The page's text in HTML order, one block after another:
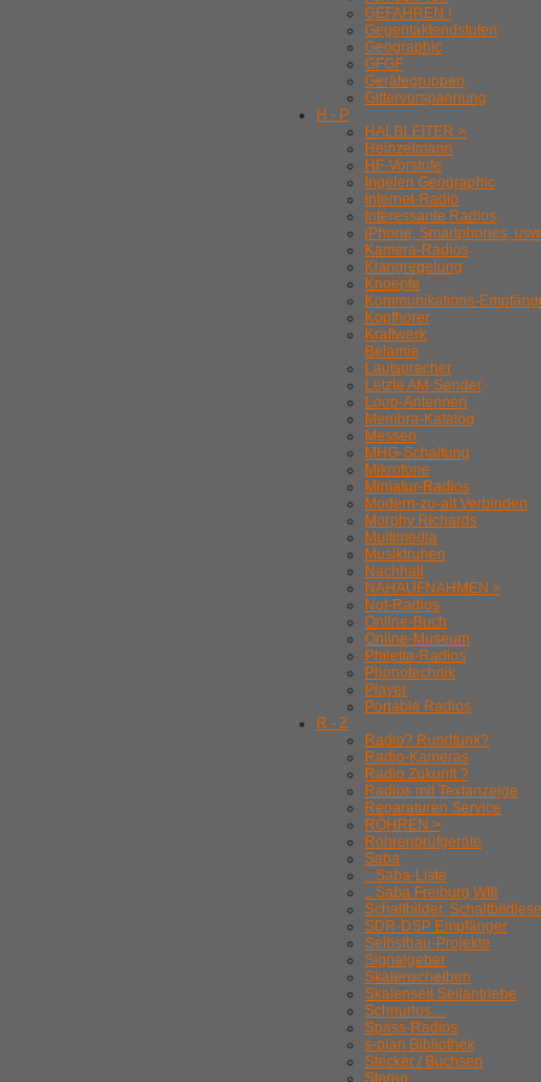
GEFAHREN !
Gegentaktendstufen
Geographic
GFGF
Gerätegruppen
Gittervorspannung
H - P
HALBLEITER >
Heinzelmann
HF-Vorstufe
Ingelen Geographic
Internet-Radio
Interessante Radios
iPhone, Smartphones,
Kamera-Radios
Klangregelung
Knoepfe
Kommunikations-
Kopfhörer
Kraftwerk
Belamie
Lautsprecher
Letzte AM-Sender
Loop-Antennen
Membra-Katalog
Messen
MHG-Schaltung
Mikrofone
Miniatur-Radios
Modern-zu-alt Verbinden
Morphy Richards
Multimedia
Musiktruhen
Nachhall
NAHAUFNAHMEN >
Not-Radios
Online-Buch
Online-Museum
Philetta-Radios
Phonotechnik
Player
Portable Radios
R - Z
Radio? Rundfunk?
Radio-Kameras
Radio Zukunft ?
Radios mit Textanzeige
Reparaturen Service
RÖHREN >
Röhrenprüfgeräte
Saba
.. Saba-Liste
.. Saba Freiburg WIII
Schaltbilder,
SDR-DSP Empfänger
Selbstbau-Projekte
Signalgeber
Skalenscheiben
Skalenseil Seilantriebe
Schnurlos ...
Spass-Radios
s-plan Bibliothek
Stecker / Buchsen
Stereo